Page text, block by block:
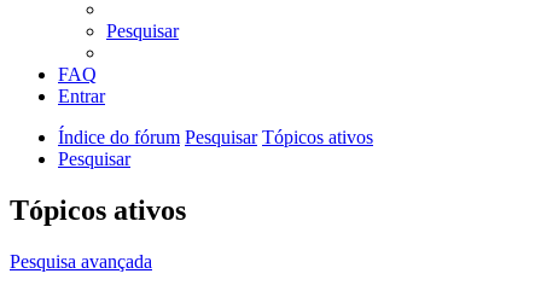
Pesquisar
FAQ
Entrar
Índice do fórum Pesquisar Tópicos ativos
Pesquisar
Tópicos ativos
Pesquisa avançada